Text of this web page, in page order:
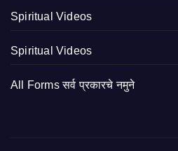
Spiritual Videos
Spiritual Videos
All Forms सर्व प्रकारचे नमुने